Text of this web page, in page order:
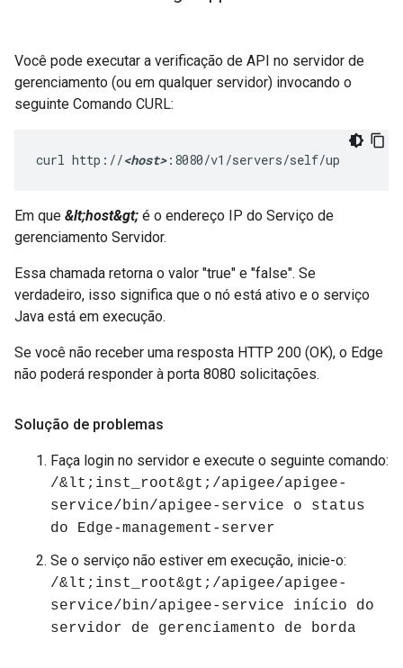
Você pode executar a verificação de API no servidor de
gerenciamento (ou em qualquer servidor) invocando o
seguinte Comando CURL:
curl http://<host>:8080/v1/servers/self/up
Em que &lt;host&gt; é o endereço IP do Serviço de
gerenciamento Servidor.
Essa chamada retorna o valor "true" e "false". Se
verdadeiro, isso significa que o nó está ativo e o serviço
Java está em execução.
Se você não receber uma resposta HTTP 200 (OK), o Edge
não poderá responder à porta 8080 solicitações.
Solução de problemas
Faça login no servidor e execute o seguinte comando:
/&lt;inst_root&gt;/apigee/apigee-
service/bin/apigee-service o status
do Edge-management-server
Se o serviço não estiver em execução, inicie-o:
/&lt;inst_root&gt;/apigee/apigee-
service/bin/apigee-service início do
servidor de gerenciamento de borda